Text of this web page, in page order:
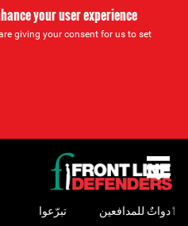
your user experience
giving your consent for us to set
to
top
ٲدواتٌ للمدافعين تبرّعوا